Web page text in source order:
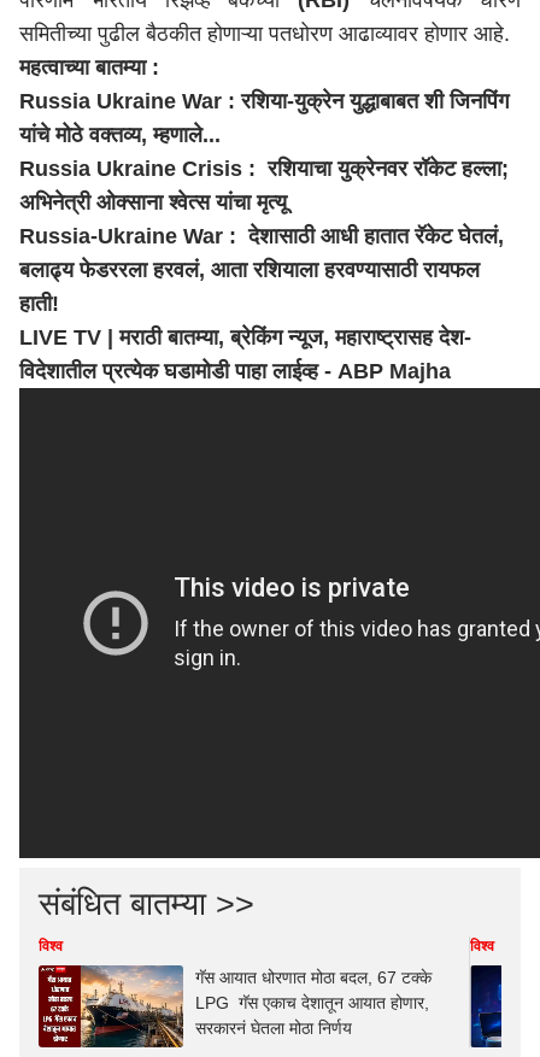
समितीच्या पुढील बैठकीत होणाऱ्या पतधोरण आढाव्यावर होणार आहे.
महत्वाच्या बातम्या :
Russia Ukraine War : रशिया-युक्रेन युद्धाबाबत शी जिनपिंग
यांचे मोठे वक्तव्य, म्हणाले...
Russia Ukraine Crisis : रशियाचा युक्रेनवर रॉकेट हल्ला;
अभिनेत्री ओक्साना श्वेत्स यांचा मृत्यू
Russia-Ukraine War : देशासाठी आधी हातात रॅकेट घेतलं,
बलाढ्य फेडररला हरवलं, आता रशियाला हरवण्यासाठी रायफल
हाती!
LIVE TV | मराठी बातम्या, ब्रेकिंग न्यूज,महाराष्ट्रासह देश-
विदेशातील प्रत्येक घडामोडी पाहा लाईव्ह - ABP Majha
संबंधित बातम्या >>
विश्व
गॅस आयात धोरणात मोठा बदल, 67 टक्के
LPG गॅस एकाच देशातून आयात होणार,
सरकारनं घेतला मोठा निर्णय
विश्व